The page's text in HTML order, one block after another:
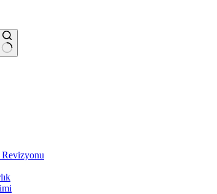
Revizyonu